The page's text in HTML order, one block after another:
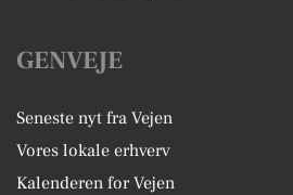
GENVEJE
Seneste nyt fra Vejen
Vores lokale erhverv
Kalenderen for Vejen